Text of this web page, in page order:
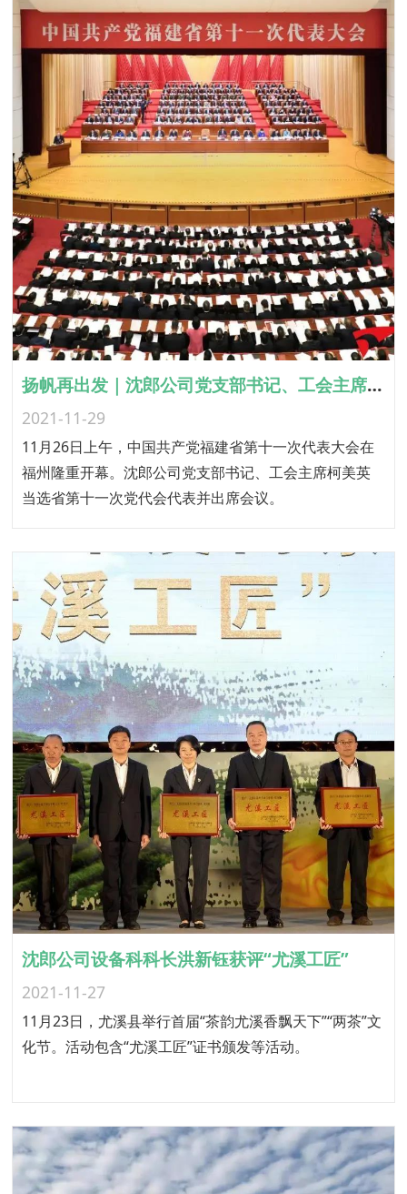
扬帆再出发｜沈郎公司党支部书记、工会主席柯美英参加省第十一次党代会
2021-11-29
11月26日上午，中国共产党福建省第十一次代表大会在
福州隆重开幕。沈郎公司党支部书记、工会主席柯美英
当选省第十一次党代会代表并出席会议。
沈郎公司设备科科长洪新钰获评“尤溪工匠”
2021-11-27
11月23日，尤溪县举行首届“茶韵尤溪香飘天下”“两茶”文
化节。活动包含“尤溪工匠”证书颁发等活动。